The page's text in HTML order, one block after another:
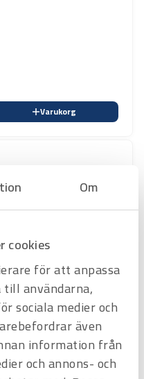
Om
cookies
för att anpassa
användarna,
sociala medier och
även
information från
och annons- och
Varukorg
Varukorg